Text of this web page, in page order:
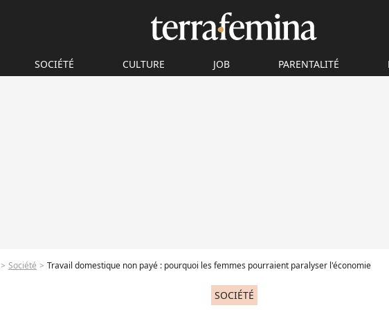
SOCIÉTÉ CULTURE JOB PARENTALITÉ
Société Travail domestique non payé : pourquoi les femmes pourraient paralyser l'économie
SOCIÉTÉ